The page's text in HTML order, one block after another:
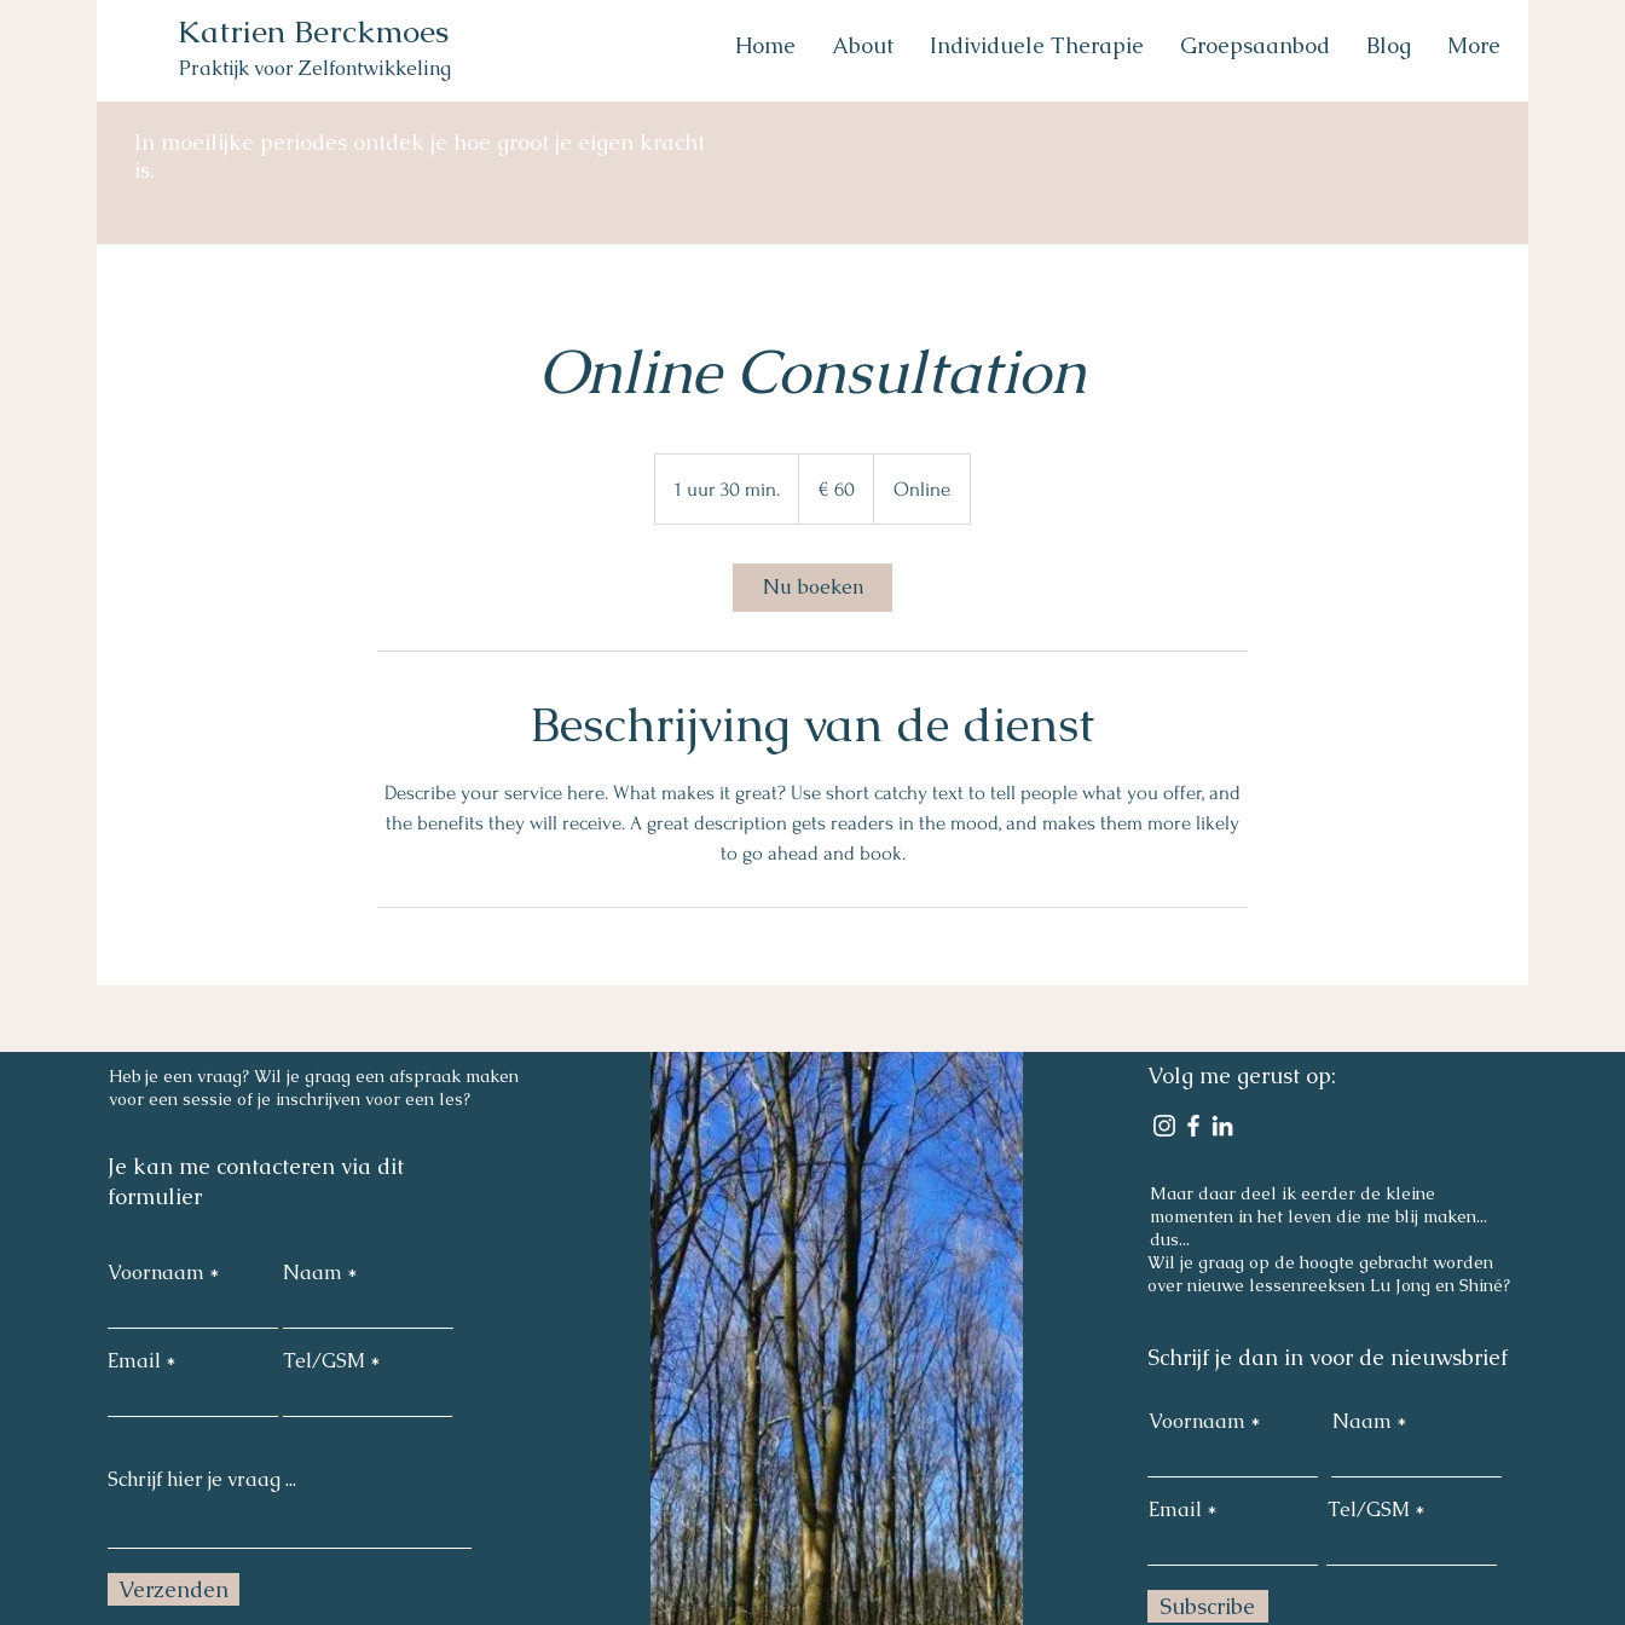
Katrien Berckmoes
Praktijk voor Zelfontwikkeling
Home About Individuele Therapie Groepsaanbod Blog More
In moeilijke periodes ontdek je hoe groot je eigen kracht
is.
Online Consultation
1 uur 30 min.
u
3
0
€ 60 Online
Nu boeken
Beschrijving van de dienst
Describe your service here. What makes it great? Use short catchy text to tell people what you offer, and
the benefits they will receive. A great description gets readers in the mood, and makes them more likely
to go ahead and book.
Katrien berckmoes, Kasteellei 141, 2110 Wijnegem Lid van de beroepsverenigingen
Heb je een vraag? Wil je graag een afspraak maken
voor een sessie of je inschrijven voor een les?
Je kan me contacteren via dit
formulier
Voornaam Naam
Email Tel/GSM
Verzenden
Volg me gerust op:
Maar daar deel ik eerder de kleine
momenten in het leven die me blij maken...
dus...
Wil je graag op de hoogte gebracht worden
over nieuwe lessenreeksen Lu Jong en Shiné?
Schrijf je dan in voor de nieuwsbrief
Voornaam Naam
Email Tel/GSM
Subscribe